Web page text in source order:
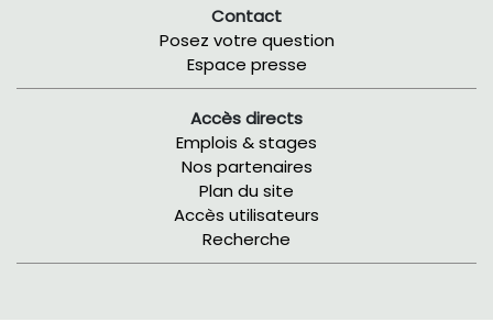
Contact
Posez votre question
Espace presse
Accès directs
Emplois & stages
Nos partenaires
Plan du site
Accès utilisateurs
Recherche